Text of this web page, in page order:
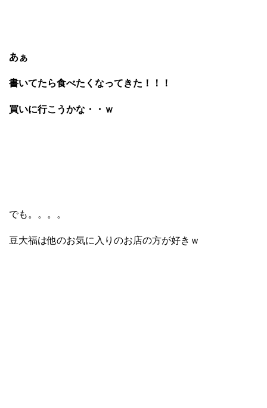
あぁ
書いてたら食べたくなってきた！！！
買いに行こうかな・・ｗ
でも。。。。
豆大福は他のお気に入りのお店の方が好きｗ